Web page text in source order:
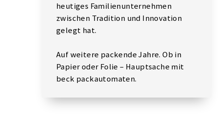
heutiges Familienunternehmen
zwischen Tradition und Innovation
gelegt hat.
Auf weitere packende Jahre. Ob in
Papier oder Folie – Hauptsache mit
beck packautomaten.